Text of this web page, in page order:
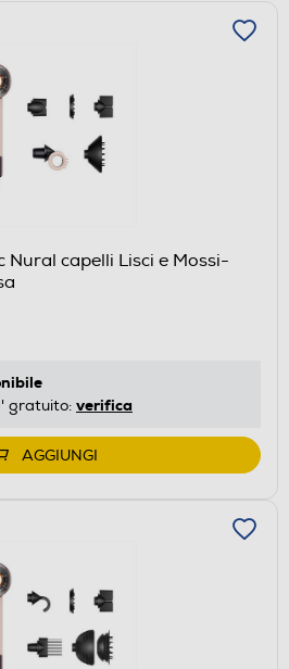
Nural capelli Lisci e Mossi-
gratuito: verifica
AGGIUNGI